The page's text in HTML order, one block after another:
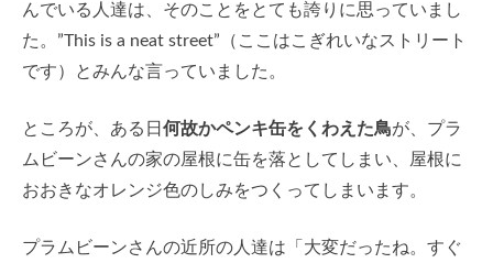
んでいる人達は、そのことをとても誇りに思っていまし
た。”This is a neat street”（ここはこぎれいなストリート
です）とみんな言っていました。
ところが、ある日 何故かペンキ缶をくわえた鳥が、プラ
ムビーンさんの家の屋根に缶を落としてしまい、屋根に
おおきなオレンジ色のしみをつくってしまいます。
プラムビーンさんの近所の人達は「大変だったね。すぐ